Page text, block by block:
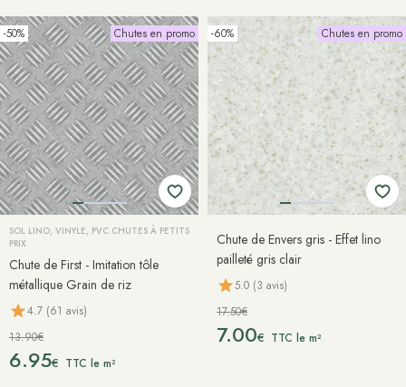
-50% Chutes en promo
SOL LINO, VINYLE, PVC CHUTES À PETITS
PRIX
Chute de First - Imitation tôle
métallique Grain de riz
4.7 (61 avis)
13.90€
6.95€ TTC le m²
-60% Chutes en promo
Chute de Envers gris - Effet lino
pailleté gris clair
5.0 (3 avis)
17.50€
7.00€ TTC le m²